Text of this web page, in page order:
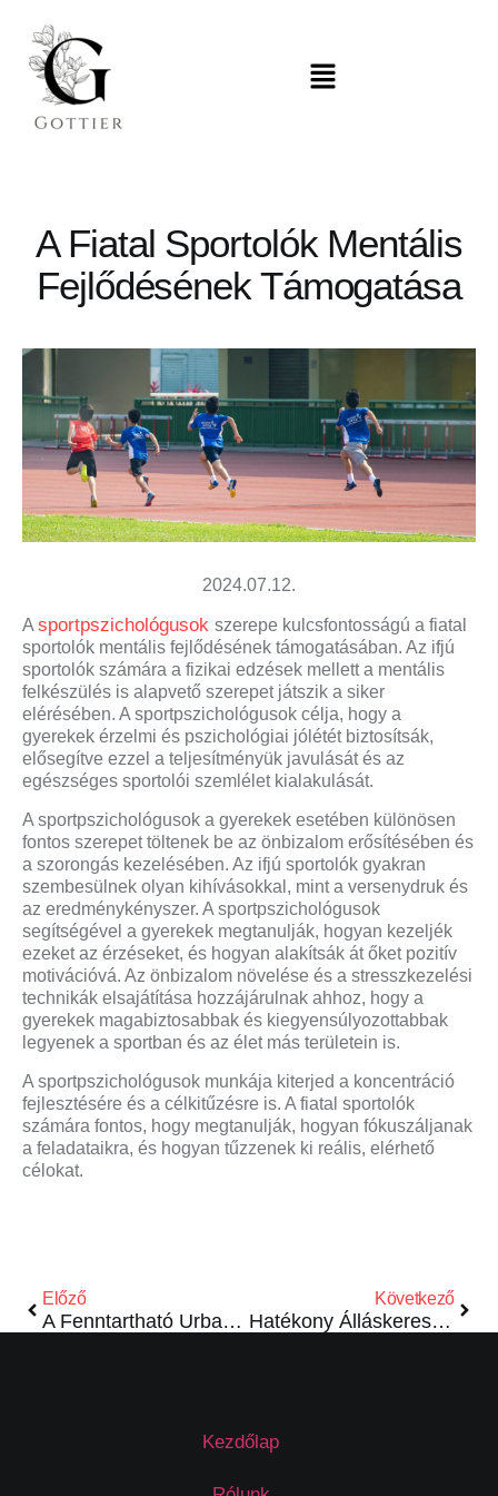
A Fiatal Sportolók Mentális
Fejlődésének Támogatása
2024.07.12.
A sportpszichológusok szerepe kulcsfontosságú a fiatal
sportolók mentális fejlődésének támogatásában. Az ifjú
sportolók számára a fizikai edzések mellett a mentális
felkészülés is alapvető szerepet játszik a siker
elérésében. A sportpszichológusok célja, hogy a
gyerekek érzelmi és pszichológiai jólétét biztosítsák,
elősegítve ezzel a teljesítményük javulását és az
egészséges sportolói szemlélet kialakulását.
A sportpszichológusok a gyerekek esetében különösen
fontos szerepet töltenek be az önbizalom erősítésében és
a szorongás kezelésében. Az ifjú sportolók gyakran
szembesülnek olyan kihívásokkal, mint a versenydruk és
az eredménykényszer. A sportpszichológusok
segítségével a gyerekek megtanulják, hogyan kezeljék
ezeket az érzéseket, és hogyan alakítsák át őket pozitív
motivációvá. Az önbizalom növelése és a stresszkezelési
technikák elsajátítása hozzájárulnak ahhoz, hogy a
gyerekek magabiztosabbak és kiegyensúlyozottabbak
legyenek a sportban és az élet más területein is.
A sportpszichológusok munkája kiterjed a koncentráció
fejlesztésére és a célkitűzésre is. A fiatal sportolók
számára fontos, hogy megtanulják, hogyan fókuszáljanak
a feladataikra, és hogyan tűzzenek ki reális, elérhető
célokat.
Előző
A Fenntartható Urbanizáció: A Jövő Városainak Kihívásai és Lehetőségei
Következő
Hatékony Álláskeresés Titkai: Így Találd Meg az Álommunkahelyed
Kezdőlap